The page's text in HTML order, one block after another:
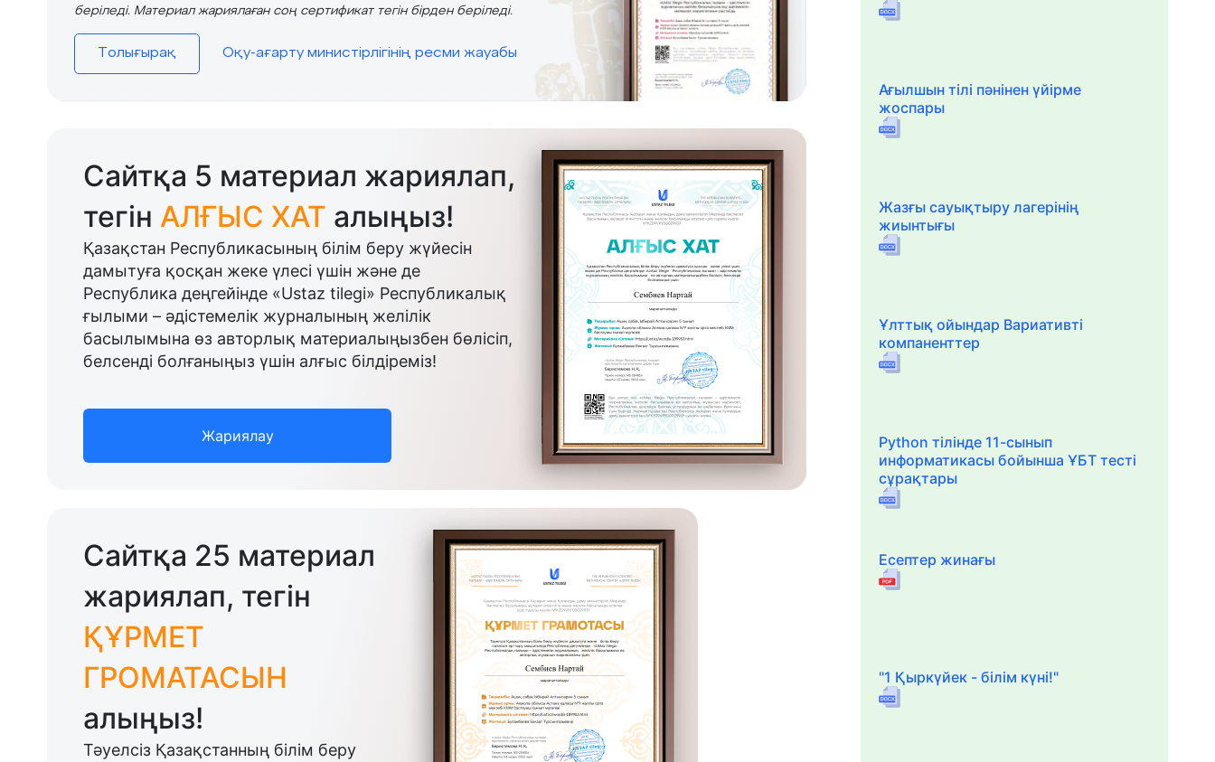
беріледі. Материал жариялаған соң сертификат тегін бірден беріледі.
Толығырақ Оқу-ағарту министірлігінің ресми жауабы
Сайтқа 5 материал жариялап,
тегін АЛҒЫС ХАТ алыңыз!
Қазақстан Республикасының білім беру жүйесін
дамытуға қосқан жеке үлесі үшін және де
Республика деңгейінде «Ustaz tilegi» Республикалық
ғылыми – әдістемелік журналының желілік
басылымына өз авторлық материалыңызбен бөлісіп,
белсенді болғаныңыз үшін алғыс білдіреміз!
Жариялау
Сайтқа 25 материал
жариялап, тегін
ҚҰРМЕТ
ГРОМАТАСЫН
алыңыз!
Тәуелсіз Қазақстанның білім беру
Ағылшын тілі пәнінен үйірме
жоспары
Жазғы сауықтыру лагерінің
жиынтығы
Ұлттық ойындар Вариативті
компаненттер
Python тілінде 11-сынып
информатикасы бойынша ҰБТ тесті
сұрақтары
Есептер жинағы
"1 Қыркүйек - білім күні!"